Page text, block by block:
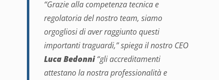
“Grazie alla competenza tecnica e
regolatoria del nostro team, siamo
orgogliosi di aver raggiunto questi
importanti traguardi,”spiega il nostro CEO
Luca Bedonni “gli accreditamenti
attestano la nostra professionalità e